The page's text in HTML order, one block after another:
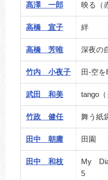
髙澤 一郎 映る（
高橋 宣子 絆
高橋 芳唯 深夜の
竹内 小夜子 田-空を
武田 和美 tango（
竹政 健任 舞う紙
田中 朝庸 田園
田中 和枝
My
5